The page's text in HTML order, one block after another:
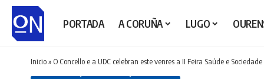
PORTADA A CORUÑA LUGO
Inicio» O Concello e a UDC celebran este venres a II Feira Saúde e Sociedade